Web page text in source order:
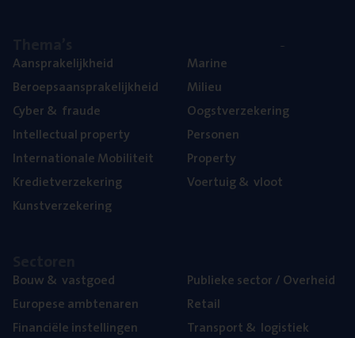
Aan­spra­ke­lijk­heid
Beroeps­aan­spra­ke­lijk­heid
Cyber& fraude
Intel­lec­tu­al property
Inter­na­ti­o­na­le Mobiliteit
Kre­diet­ver­ze­ke­ring
Kunst­ver­ze­ke­ring
Mari­ne
Mili­eu
Oogst­ver­ze­ke­ring
Per­so­nen
Pro­per­ty
Voer­tuig& vloot
Bouw& vastgoed
Euro­pe­se ambtenaren
Finan­ci­ë­le instellingen
Publie­ke sec­tor / Overheid
Retail
Trans­port& logistiek